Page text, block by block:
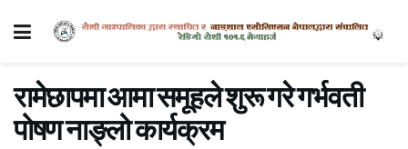
रामेछापमा आमा समूहले शुरू गरे गर्भवती
पोषण नाङ्लो कार्यक्रम